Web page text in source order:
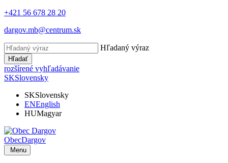
+421 56 678 28 20
dargov.mb@centrum.sk
Hľadaný výraz
Hľadať
rozšírené vyhľadávanie
SKSlovensky
SKSlovensky
ENEnglish
HUMagyar
ObecDargov
Menu